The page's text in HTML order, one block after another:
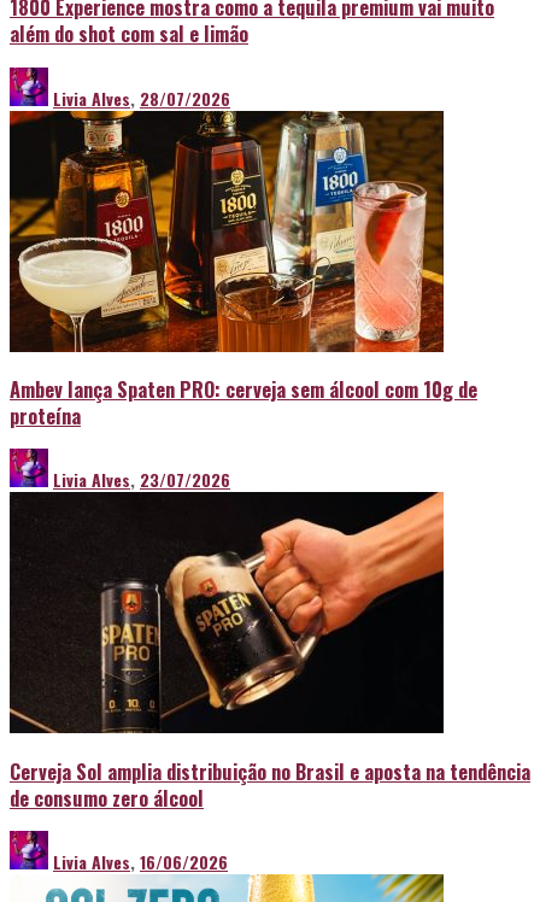
1800 Experience mostra como a tequila premium vai muito
além do shot com sal e limão
Livia Alves, 28/07/2026
Ambev lança Spaten PRO: cerveja sem álcool com 10g de
proteína
Livia Alves, 23/07/2026
Cerveja Sol amplia distribuição no Brasil e aposta na tendência
de consumo zero álcool
Livia Alves,16/06/2026